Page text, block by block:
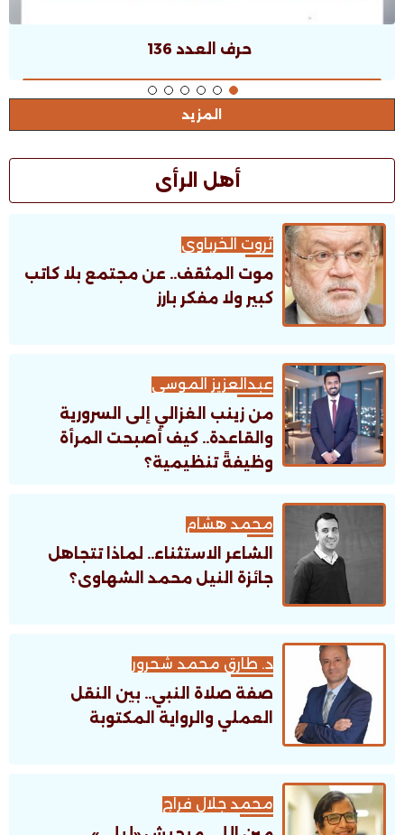
حرف العدد 135
المزيد
أهل الرأى
ثروت الخرباوى
موت المثقف.. عن مجتمع بلا كاتب
كبير ولا مفكر بارز
عبدالعزيز الموسى
من زينب الغزالي إلى السرورية
والقاعدة.. كيف أصبحت المرأة
وظيفةً تنظيمية؟
محمد هشام
الشاعر الاستثناء.. لماذا تتجاهل
جائزة النيل محمد الشهاوى؟
د. طارق محمد شحرور
صفة صلاة النبي.. بين النقل
العملي والرواية المكتوبة
محمد جلال فراج